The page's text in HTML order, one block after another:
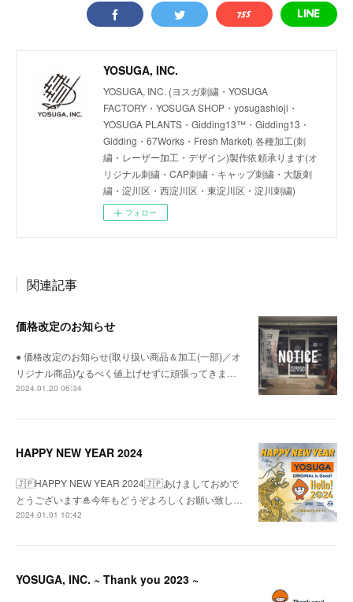
YOSUGA, INC.
YOSUGA, INC. (ヨスガ刺繍・YOSUGA
FACTORY・YOSUGA SHOP・yosugashioji・
YOSUGA PLANTS・Gidding13™・Gidding13・
Gidding・67Works・Fresh Market) 各種加工(刺
繍・レーザー加工・デザイン)製作依頼承ります(オ
リジナル刺繍・CAP刺繍・キャップ刺繍・大阪刺
繍・淀川区・西淀川区・東淀川区・淀川刺繍)
フォロー
関連記事
価格改定のお知らせ
● 価格改定のお知らせ(取り扱い商品＆加工(一部)／オ
リジナル商品)なるべく値上げせずに頑張ってきま…
2024.01.20 06:34
HAPPY NEW YEAR 2024
🇯🇵HAPPY NEW YEAR 2024🇯🇵あけましておめで
とうございます🎍今年もどうぞよろしくお願い致し…
2024.01.01 10:42
YOSUGA, INC. ~ Thank you 2023 ~